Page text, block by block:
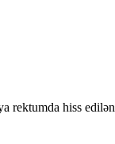
rektumda hiss edilən